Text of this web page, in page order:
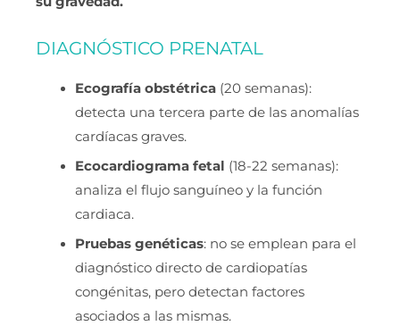
DIAGNÓSTICO PRENATAL
Ecografía obstétrica (20 semanas):
detecta una tercera parte de las anomalías
cardíacas graves.
Ecocardiograma fetal (18-22 semanas):
analiza el flujo sanguíneo y la función
cardiaca.
Pruebas genéticas: no se emplean para el
diagnóstico directo de cardiopatías
congénitas, pero detectan factores
asociados a las mismas.